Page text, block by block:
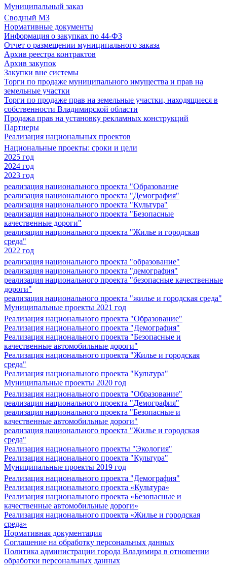
Муниципальный заказ
Сводный МЗ
Нормативные документы
Информация о закупках по 44-ФЗ
Отчет о размещении муниципального заказа
Архив реестра контрактов
Архив закупок
Закупки вне системы
Торги по продаже муниципального имущества и прав на
земельные участки
Торги по продаже прав на земельные участки, находящиеся в
собственности Владимирской области
Продажа прав на установку рекламных конструкций
Партнеры
Реализация национальных проектов
Национальные проекты: сроки и цели
2025 год
2024 год
2023 год
реализация национального проекта "Образование
реализация национального проекта "Демография"
реализация национального проекта "Культура"
реализация национального проекта "Безопасные
качественные дороги"
реализация национального проекта "Жилье и городская
среда"
2022 год
реализация национального проекта "образование"
реализация национального проекта "демография"
реализация национального проекта "безопасные качественные
дороги"
реализация национального проекта "жилье и городская среда"
Муниципальные проекты 2021 год
Реализация национального проекта "Образование"
Реализация национального проекта "Демография"
Реализация национального проекта "Безопасные и
качественные автомобильные дороги"
Реализация национального проекта "Жилье и городская
среда"
Реализация национального проекта "Культура"
Муниципальные проекты 2020 год
Реализация национального проекта "Образование"
реализация национального проекта "Демография"
реализация национального проекта "Безопасные и
качественные автомобильные дороги"
реализация национального проекта "Жилье и городская
среда"
Реализация национального проекты "Экология"
Реализация национального проекта "Культура"
Муниципальные проекты 2019 год
Реализация национального проекта "Демография"
Реализация национального проекта «Культура»
Реализация национального проекта «Безопасные и
качественные автомобильные дороги»
Реализация национального проекта «Жилье и городская
среда»
Нормативная документация
Соглашение на обработку персональных данных
Политика администрации города Владимира в отношении
обработки персональных данных